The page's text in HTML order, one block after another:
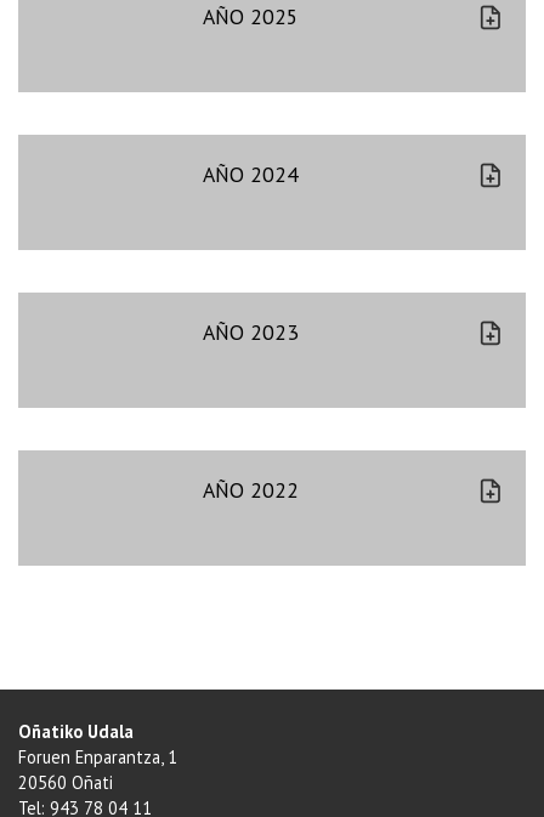
AÑO 2025
AÑO 2024
AÑO 2023
AÑO 2022
Oñatiko Udala
Foruen Enparantza, 1
20560 Oñati
Tel: 943 78 04 11